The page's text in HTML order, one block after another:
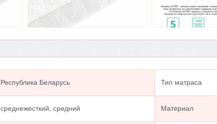
Республика Беларусь
среднежесткий, средний
Тип матраса
Материал